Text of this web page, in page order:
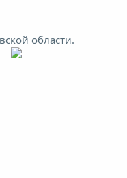
области.